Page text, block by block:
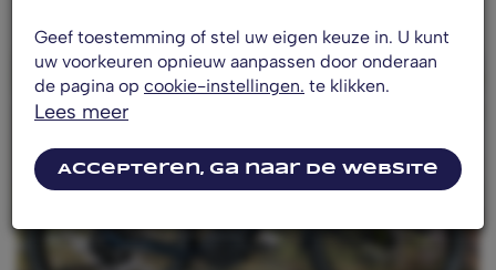
Geef toestemming of stel uw eigen keuze in. U kunt
uw voorkeuren opnieuw aanpassen door onderaan
de pagina op cookie-instellingen. te klikken.
Lees meer
Accepteren, ga naar de website